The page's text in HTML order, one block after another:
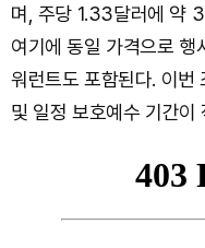
며, 주당 1.33달러에 약
여기에 동일 가격으로 행
워런트도 포함된다. 이
및 일정 보호예수 기간이